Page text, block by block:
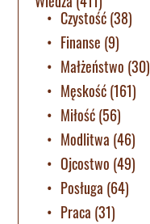
Czystość(38)
Finanse (9)
Małżeństwo (30)
Męskość(161)
Miłość(56)
Modlitwa (46)
Ojcostwo (49)
Posługa (64)
Praca (31)